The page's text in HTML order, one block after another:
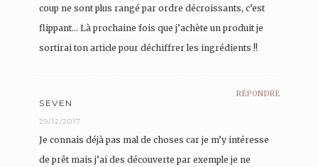
coup ne sont plus rangé par ordre décroissants, c’est
flippant… Là prochaine fois que j’achète un produit je
sortirai ton article pour déchiffrer les ingrédients !!
RÉPONDRE
SEVEN
29/12/2017
Je connais déjà pas mal de choses car je m’y intéresse
de prêt mais j’ai des découverte par exemple je ne